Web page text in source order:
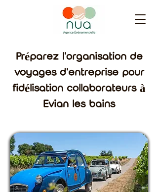
Préparez l'organisation de
voyages d'entreprise pour
fidélisation collaborateurs à
Evian les bains